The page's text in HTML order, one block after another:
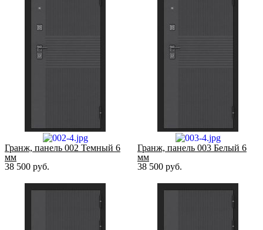
Гранж, панель 002 Темный 6
мм
38 500 руб.
Гранж, панель 003 Белый 6
мм
38 500 руб.